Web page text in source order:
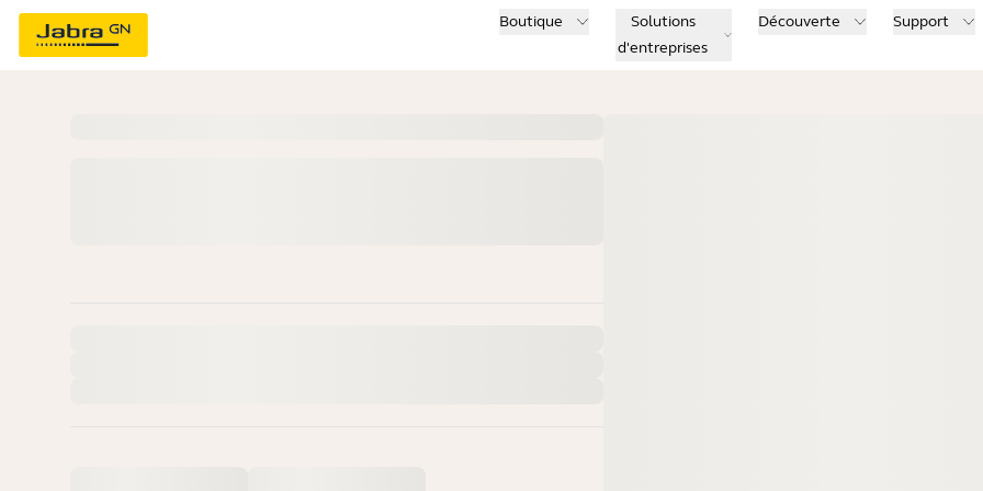
Boutique
Solutions
d'entreprises
Découverte Support